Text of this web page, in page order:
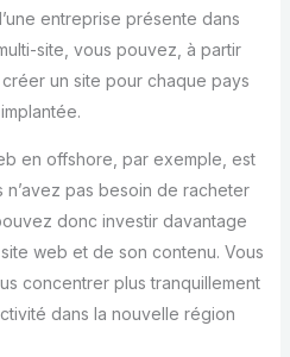
entreprise présente dans
site, vous pouvez, à partir
un site pour chaque pays
en offshore, par exemple, est
pas besoin de racheter
donc investir davantage
web et de son contenu. Vous
concentrer plus tranquillement
dans la nouvelle région